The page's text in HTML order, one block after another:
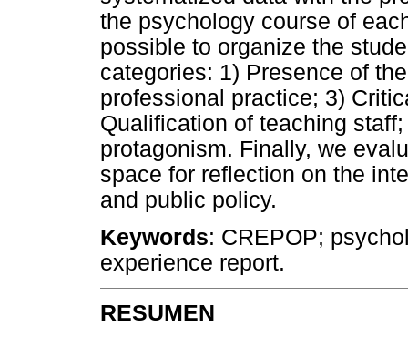
the psychology course of
possible to organize the
categories: 1) Presence of
professional practice; 3)
Qualification of teaching
protagonism. Finally, we
space for reflection on the
and public policy.
Keywords: CREPOP;
experience report.
RESUMEN